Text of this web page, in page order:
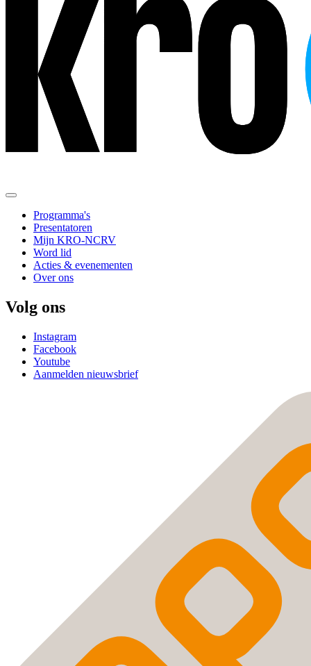
Programma's
Presentatoren
Mijn KRO-NCRV
Word lid
Acties & evenementen
Over ons
Volg ons
Instagram
Facebook
Youtube
Aanmelden nieuwsbrief